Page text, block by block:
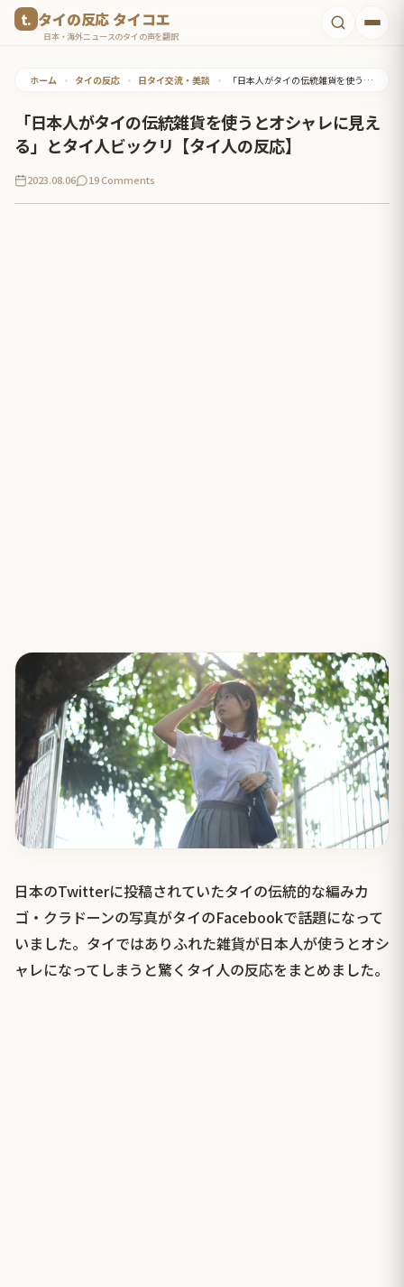
タイの反応 タイコエ
日本・海外ニュースのタイの声を翻訳
ホーム • タイの反応 • 日タイ交流・美談 • 「日本人がタイの伝統雑貨を使うとオシャレに見える」とタイ人ビックリ【タイ人の反応】
「日本人がタイの伝統雑貨を使うとオシャレに見え
る」とタイ人ビックリ【タイ人の反応】
2023.08.06 19 Comments
日本のTwitterに投稿されていたタイの伝統的な編みカ
ゴ・クラドーンの写真がタイのFacebookで話題になって
いました。タイではありふれた雑貨が日本人が使うとオシ
ャレになってしまうと驚くタイ人の反応をまとめました。